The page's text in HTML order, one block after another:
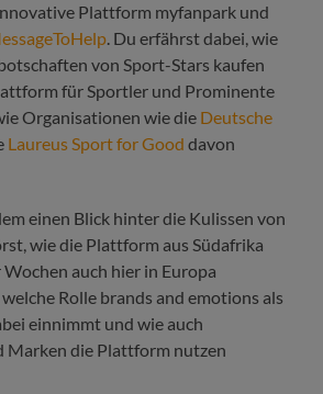
Plattform myfanpark und
. Du erfährst dabei, wie
von Sport-Stars kaufen
für Sportler und Prominente
Organisationen wie die Deutsche
Laureus Sport for Good davon
einen Blick hinter die Kulissen von
wie die Plattform aus Südafrika
auch hier in Europa
Rolle brands and emotions als
einnimmt und wie auch
Marken die Plattform nutzen